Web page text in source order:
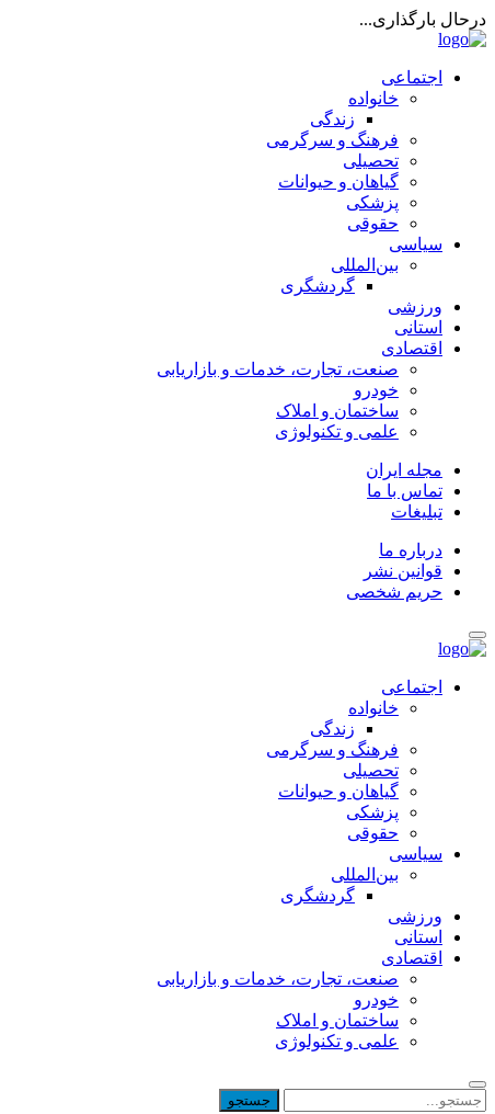
درحال بارگذاری...
اجتماعی
خانواده
زندگی
فرهنگ و سرگرمی
تحصیلی
گیاهان و حیوانات
پزشکی
حقوقی
سیاسی
بین‌المللی
گردشگری
ورزشی
استانی
اقتصادی
صنعت، تجارت، خدمات و بازاریابی
خودرو
ساختمان و املاک
علمی و تکنولوژی
مجله ایران
تماس با ما
تبلیغات
درباره ما
قوانین نشر
حریم شخصی
اجتماعی
خانواده
زندگی
فرهنگ و سرگرمی
تحصیلی
گیاهان و حیوانات
پزشکی
حقوقی
سیاسی
بین‌المللی
گردشگری
ورزشی
استانی
اقتصادی
صنعت، تجارت، خدمات و بازاریابی
خودرو
ساختمان و املاک
علمی و تکنولوژی